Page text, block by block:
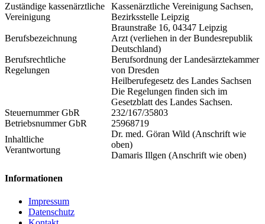
Zuständige kassenärztliche
Vereinigung
Kassenärztliche Vereinigung Sachsen,
Bezirksstelle Leipzig
Braunstraße 16, 04347 Leipzig
Berufsbezeichnung
Arzt (verliehen in der Bundesrepublik
Deutschland)
Berufsrechtliche
Regelungen
Berufsordnung der Landesärztekammer
von Dresden
Heilberufegesetz des Landes Sachsen
Die Regelungen finden sich im
Gesetzblatt des Landes Sachsen.
Steuernummer GbR
Betriebsnummer GbR
232/167/35803
25968719
Inhaltliche
Verantwortung
Dr. med. Göran Wild (Anschrift wie
oben)
Damaris Illgen (Anschrift wie oben)
Informationen
Impressum
Datenschutz